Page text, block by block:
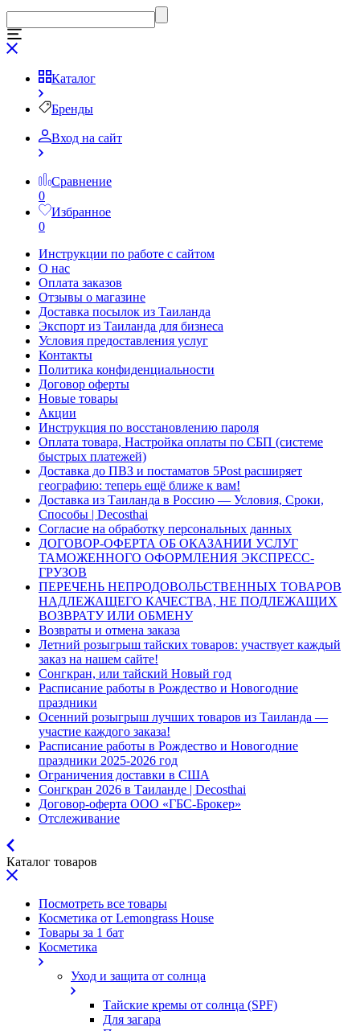
Каталог
Бренды
Вход на сайт
Сравнение
0
Избранное
0
Инструкции по работе с сайтом
О нас
Оплата заказов
Отзывы о магазине
Доставка посылок из Таиланда
Экспорт из Таиланда для бизнеса
Условия предоставления услуг
Контакты
Политика конфиденциальности
Договор оферты
Новые товары
Акции
Инструкция по восстановлению пароля
Оплата товара, Настройка оплаты по СБП (системе
быстрых платежей)
Доставка до ПВЗ и постаматов 5Post расширяет
географию: теперь ещё ближе к вам!
Доставка из Таиланда в Россию — Условия, Сроки,
Способы | Decosthai
Согласие на обработку персональных данных
ДОГОВОР-ОФЕРТА ОБ ОКАЗАНИИ УСЛУГ
ТАМОЖЕННОГО ОФОРМЛЕНИЯ ЭКСПРЕСС-
ГРУЗОВ
ПЕРЕЧЕНЬ НЕПРОДОВОЛЬСТВЕННЫХ ТОВАРОВ
НАДЛЕЖАЩЕГО КАЧЕСТВА, НЕ ПОДЛЕЖАЩИХ
ВОЗВРАТУ ИЛИ ОБМЕНУ
Возвраты и отмена заказа
Летний розыгрыш тайских товаров: участвует каждый
заказ на нашем сайте!
Сонгкран, или тайский Новый год
Расписание работы в Рождество и Новогодние
праздники
Осенний розыгрыш лучших товаров из Таиланда —
участие каждого заказа!
Расписание работы в Рождество и Новогодние
праздники 2025-2026 год
Ограничения доставки в США
Сонгкран 2026 в Таиланде | Decosthai
Договор-оферта ООО «ГБС-Брокер»
Отслеживание
Каталог товаров
Посмотреть все товары
Косметика от Lemongrass House
Товары за 1 бат
Косметика
Уход и защита от солнца
Тайские кремы от солнца (SPF)
Для загара